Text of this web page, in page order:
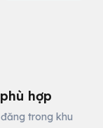
hợp
trong khu